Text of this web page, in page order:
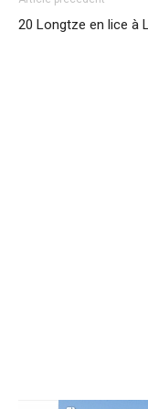
20 Longtze en lice à